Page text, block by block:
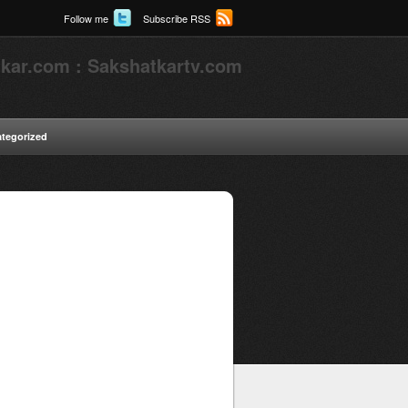
Follow me Subscribe RSS
: Sakshatkartv.com